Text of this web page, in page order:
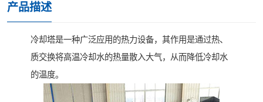
产品描述
冷却塔是一种广泛应用的热力设备，其作用是通过热、
质交换将高温冷却水的热量散入大气，从而降低冷却水
的温度。